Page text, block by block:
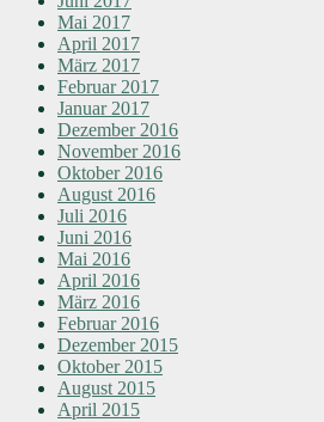
Mai 2017
April 2017
März 2017
Februar 2017
Januar 2017
Dezember 2016
November 2016
Oktober 2016
August 2016
Juli 2016
Juni 2016
Mai 2016
April 2016
März 2016
Februar 2016
Dezember 2015
Oktober 2015
August 2015
April 2015